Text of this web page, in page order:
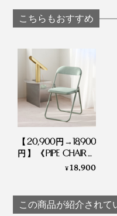
個人差があり、初めか
くて30分も座っていら
体重の軽い子どもはほ
慣れるまでの期間は、
おしりが痛くなったら
繰り返すうちに、「お
あなたの毎日にも、『
てみてください。
り、「1時間座る」「
繰り返して、1日中使え
ちなみに、過去にぎっ
最初から痛みを感じず
ので、個人差は大きそう
こちらもおすすめ
【20,900円→18,900
円】《PIPE CHAIR》
美しく並べて、美し
子」｜1518
¥18,900
この商品が紹介されて